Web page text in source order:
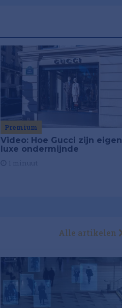
Premium
Video: Hoe Gucci zijn eigen
luxe ondermijnde
Alle artikelen